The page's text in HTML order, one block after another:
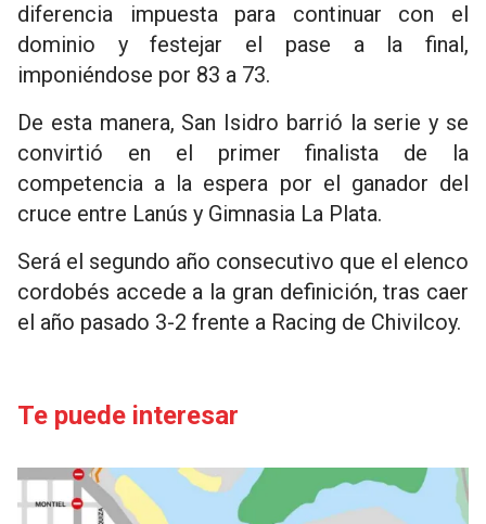
diferencia impuesta para continuar con el
dominio y festejar el pase a la final,
imponiéndose por 83 a 73.
De esta manera, San Isidro barrió la serie y se
convirtió en el primer finalista de la
competencia a la espera por el ganador del
cruce entre Lanús y Gimnasia La Plata.
Será el segundo año consecutivo que el elenco
cordobés accede a la gran definición, tras caer
el año pasado 3-2 frente a Racing de Chivilcoy.
Te puede interesar